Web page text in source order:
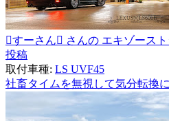
すーさん さんの エキゾース
投稿
取付車種: LS UVF45
社畜タイムを無視して気分転換